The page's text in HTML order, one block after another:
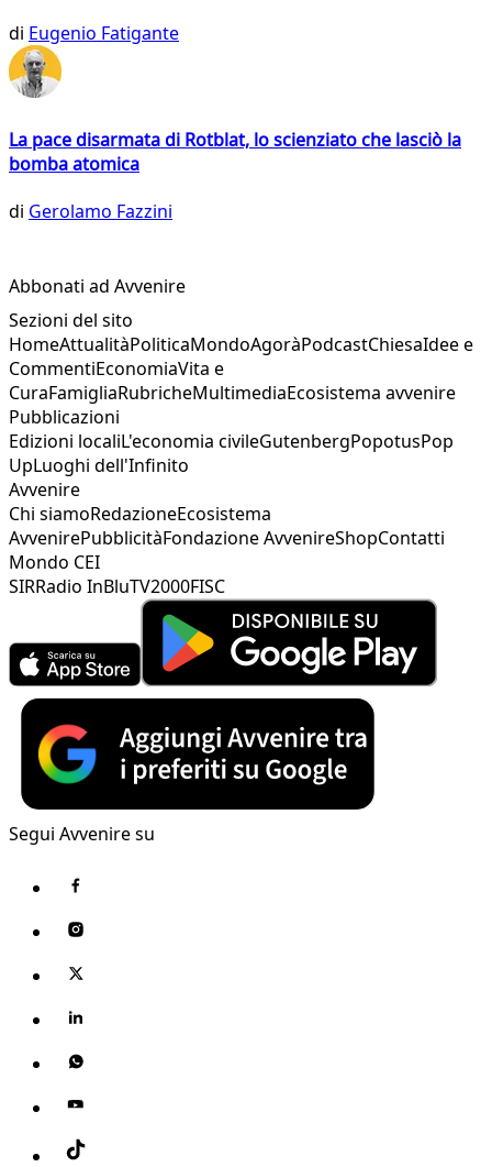
di Eugenio Fatigante
La pace disarmata di Rotblat, lo scienziato che lasciò la
bomba atomica
di Gerolamo Fazzini
Abbonati ad Avvenire
Sezioni del sito
HomeAttualitàPoliticaMondoAgoràPodcastChiesaIdee e
CommentiEconomiaVita e
CuraFamigliaRubricheMultimediaEcosistema avvenire
Pubblicazioni
Edizioni localiL'economia civileGutenbergPopotusPop
UpLuoghi dell'Infinito
Avvenire
Chi siamoRedazioneEcosistema
AvvenirePubblicitàFondazione AvvenireShopContatti
Mondo CEI
SIRRadio InBluTV2000FISC
Segui Avvenire su